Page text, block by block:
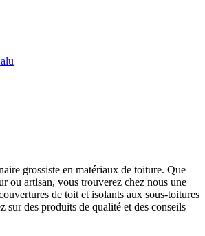
grossiste en matériaux de toiture. Que
ou artisan, vous trouverez chez nous une
de toit et isolants aux sous-toitures
sur des produits de qualité et des conseils